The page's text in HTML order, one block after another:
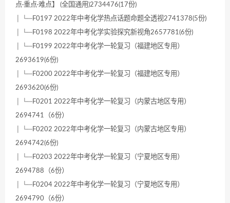
点·重点·难点】 (全国通用)2734476(17份)
│ └─F0197 2022年中考化学热点话题命题全透视2741378(5份)
│ └─F0198 2022年中考化学实验探究新视角2657781(6份)
│ └─F0199 2022年中考化学一轮复习（福建地区专用）
2693619(6份)
│ └─F0200 2022年中考化学一轮复习（福建地区专用）
2693620(6份)
│ └─F0201 2022年中考化学一轮复习（内蒙古地区专用）
2694741（6份）
│ └─F0202 2022年中考化学一轮复习（内蒙古地区专用）
2694742(6份)
│ └─F0203 2022年中考化学一轮复习（宁夏地区专用）
2694788（6份）
│ └─F0204 2022年中考化学一轮复习（宁夏地区专用）
2694790（6份）